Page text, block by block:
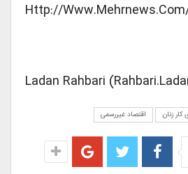
Http://
Ladan Rahbari
زنان اقتصاد غیررسمی